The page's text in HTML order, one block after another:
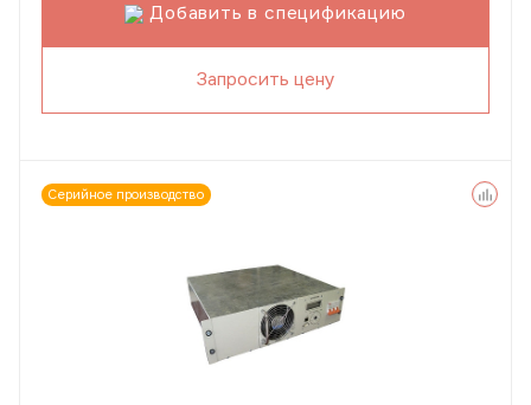
Добавить в спецификацию
Запросить цену
Серийное производство